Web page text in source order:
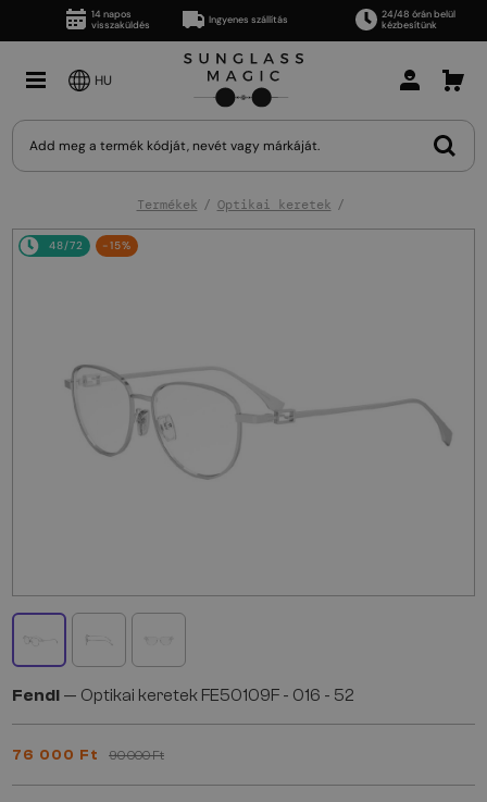
14 napos
visszaküldés
Ingyenes szállítás
24/48 órán belül
kézbesítünk
HU
Termékek Optikai keretek
48/72 -15%
Fendi — Optikai keretek FE50109F - 016 - 52
76 000 Ft 90 000 Ft